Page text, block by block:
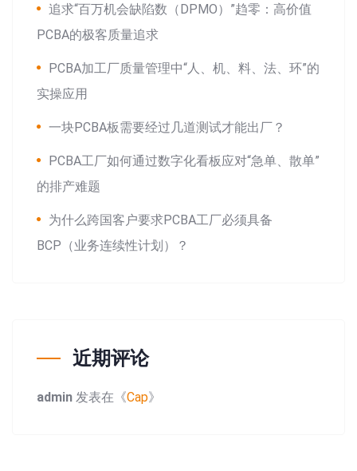
追求“百万机会缺陷数（DPMO）”趋零：高价值
PCBA的极客质量追求
PCBA加工厂质量管理中“人、机、料、法、环”的
实操应用
一块PCBA板需要经过几道测试才能出厂？
PCBA工厂如何通过数字化看板应对“急单、散单”
的排产难题
为什么跨国客户要求PCBA工厂必须具备
BCP（业务连续性计划）？
近期评论
admin 发表在《Cap》